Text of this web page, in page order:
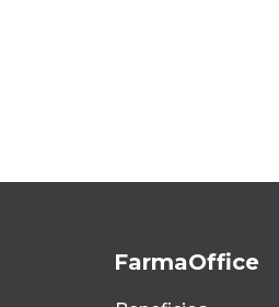
FarmaOffice